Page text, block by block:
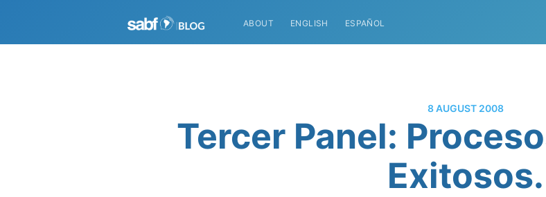
ABOUT ENGLISH ESPAÑOL
8 AUGUST 2008
Tercer Panel:
Exitosos.